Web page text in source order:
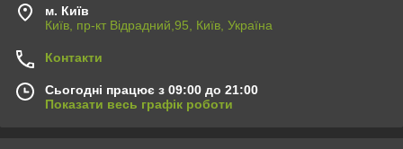
м. Київ
Київ, пр-кт Відрадний,95, Київ, Україна
Контакти
Сьогодні працює з 09:00 до 21:00
Показати весь графік роботи